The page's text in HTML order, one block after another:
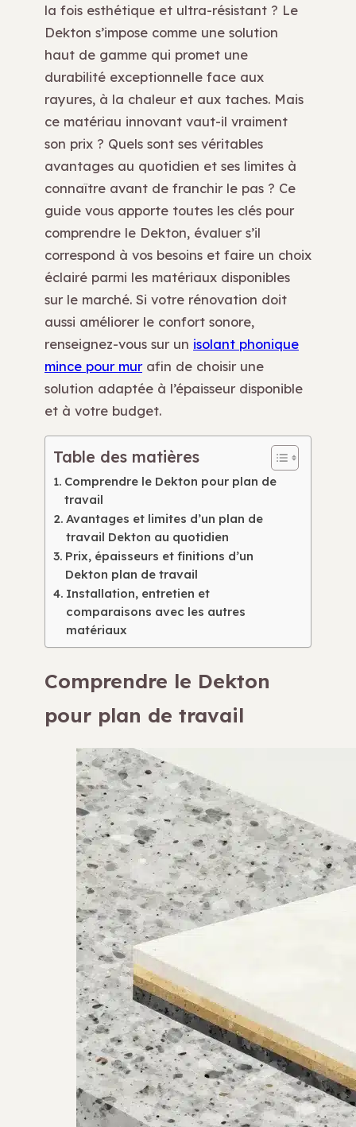
la fois esthétique et ultra-résistant ? Le
Dekton s’impose comme une solution
haut de gamme qui promet une
durabilité exceptionnelle face aux
rayures, à la chaleur et aux taches. Mais
ce matériau innovant vaut-il vraiment
son prix ? Quels sont ses véritables
avantages au quotidien et ses limites à
connaître avant de franchir le pas ? Ce
guide vous apporte toutes les clés pour
comprendre le Dekton, évaluer s’il
correspond à vos besoins et faire un choix
éclairé parmi les matériaux disponibles
sur le marché. Si votre rénovation doit
aussi améliorer le confort sonore,
renseignez-vous sur un isolant phonique
mince pour murafin de choisir une
solution adaptée à l’épaisseur disponible
et à votre budget.
Table des matières
Comprendre le Dekton pour plan de
travail
Avantages et limites d’un plan de
travail Dekton au quotidien
Prix, épaisseurs et finitions d’un
Dekton plan de travail
Installation, entretien et
comparaisons avec les autres
matériaux
Comprendre le Dekton
pour plan de travail